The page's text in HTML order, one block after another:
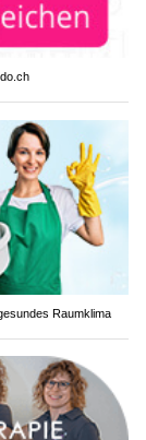
Raumklima